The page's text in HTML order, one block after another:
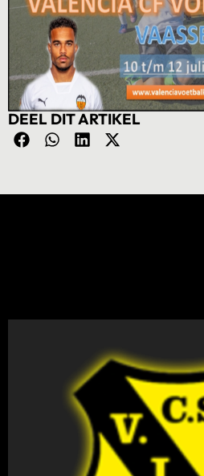
DEEL DIT ARTIKEL